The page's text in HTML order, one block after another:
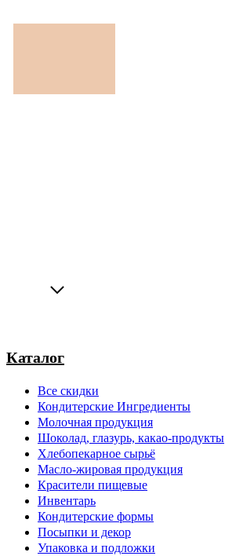
Каталог
Все скидки
Кондитерские Ингредиенты
Молочная продукция
Шоколад, глазурь, какао-продукты
Хлебопекарное сырьё
Масло-жировая продукция
Красители пищевые
Инвентарь
Кондитерские формы
Посыпки и декор
Упаковка и подложки